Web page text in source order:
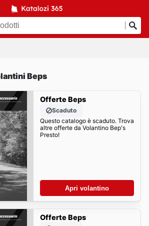
Beps
Offerte Beps
Scaduto
Questo catalogo è scaduto. Trova
altre offerte da Volantino Bep's
Presto!
Apri volantino
Offerte Beps